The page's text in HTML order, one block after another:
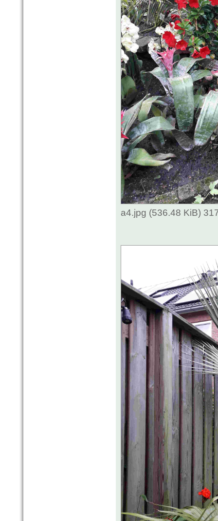
a4.jpg (536.48 KiB)